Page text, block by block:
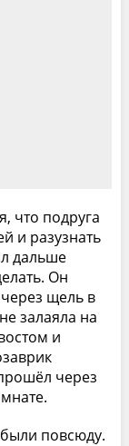
что подруга
и разузнать
дальше
Он
щель в
залаяла на
и
через
повсюду.